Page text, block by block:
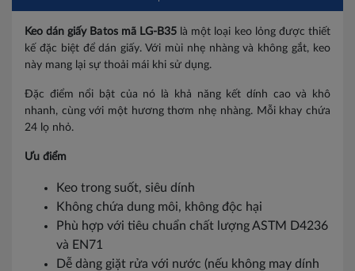
Keo dán giấy Batos mã LG-B35là một loại keo lỏng được thiết
kế đặc biệt để dán giấy. Với mùi nhẹ nhàng và không gắt, keo
này mang lại sự thoải mái khi sử dụng.
Đặc điểm nổi bật của nó là khả năng kết dính cao và khô
nhanh, cùng với một hương thơm nhẹ nhàng. Mỗi khay chứa
24 lọ nhỏ.
Ưu điểm
Keo trong suốt, siêu dính
Không chứa dung môi, không độc hại
Phù hợp với tiêu chuẩn chất lượng ASTM D4236
và EN71
Dễ dàng giặt rửa với nước (nếu không may dính